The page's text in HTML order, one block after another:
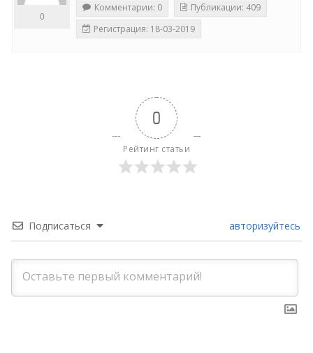
0
Комментарии: 0
Публикации: 409
Регистрация: 18-03-2019
0
Рейтинг статьи
Подписаться авторизуйтесь